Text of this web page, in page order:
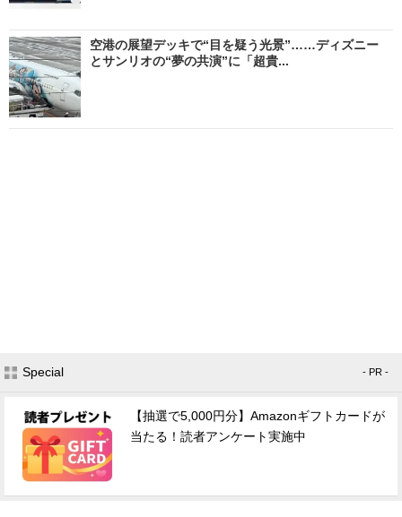
空港の展望デッキで“目を疑う光景”……ディズニー
とサンリオの“夢の共演”に「超貴...
Special - PR -
【抽選で5,000円分】Amazonギフトカードが
当たる！読者アンケート実施中